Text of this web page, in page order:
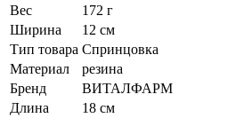
Вес
172 г
Ширина
12 см
Тип товара Спринцовка
Материал
резина
Бренд
ВИТАЛФАРМ
Длина
18 см